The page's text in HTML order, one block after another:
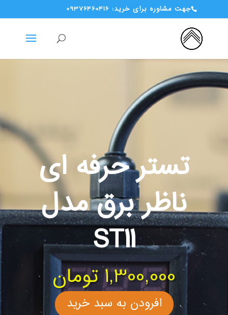
جهت مشاوره برای خرید: 09376460416
تستر حرفه ای
ناظر برق مدل
ST11
1,300,000تومان
افرودن به سبد خرید